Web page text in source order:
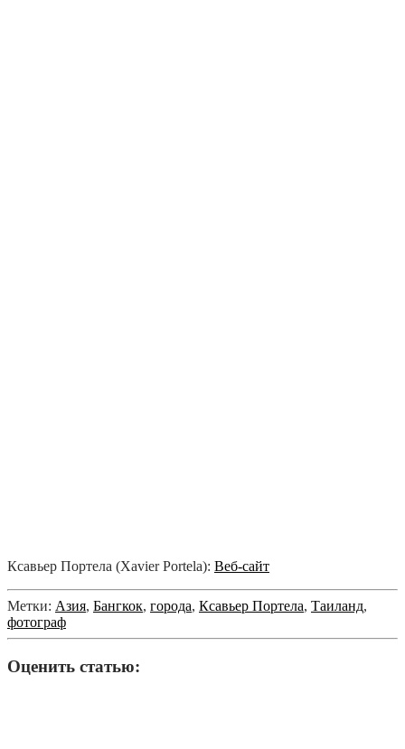
Ксавьер Портела (Xavier Portela): Веб-сайт
Метки: Азия, Бангкок, города, Ксавьер Портела, Таиланд,
фотограф
Оценить статью: